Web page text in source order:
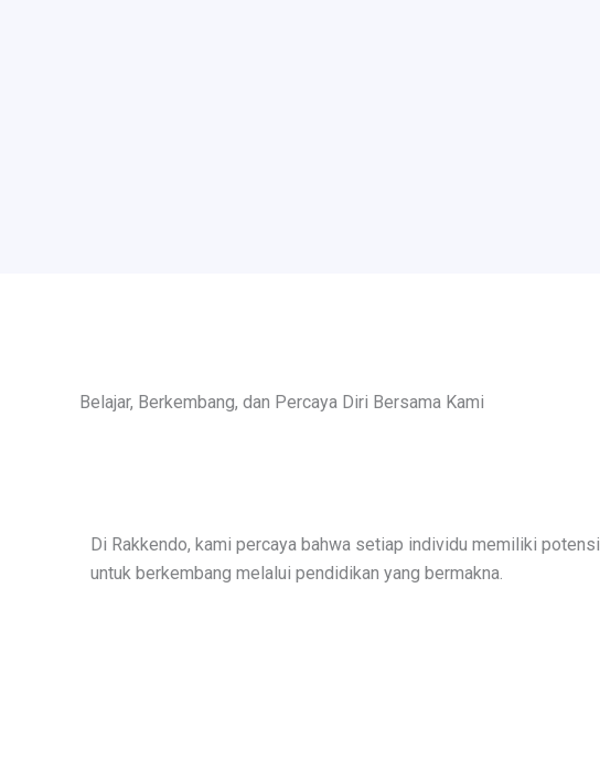
Belajar, Berkembang, dan Percaya Diri Bersama Kami
Di Rakkendo, kami percaya bahwa setiap individu memiliki potensi
untuk berkembang melalui pendidikan yang bermakna.